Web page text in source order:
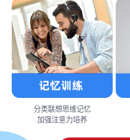
分类联想思维记忆
加强注意力培养